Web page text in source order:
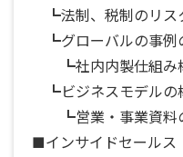
┗法制、税制のリス
┗グローバルの事例
┗社内内製仕組み
┗ビジネスモデルの
┗営業・事業資料
■インサイドセールス